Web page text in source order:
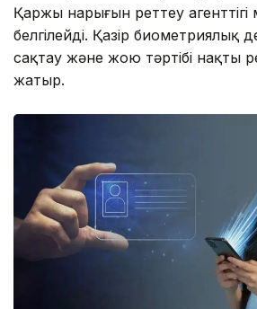
Қаржы нарығын реттеу
белгілейді. Қазір биометриялық
сақтау және жою тәртібі нақты
жатыр.